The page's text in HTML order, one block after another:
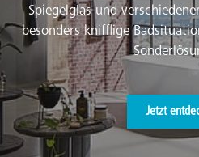
Spiegelglas und
besonders knifflige
Jetzt